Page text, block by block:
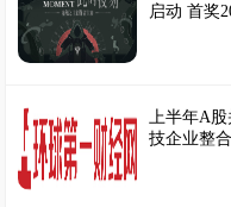
启动 首奖
上半年A
技企业整